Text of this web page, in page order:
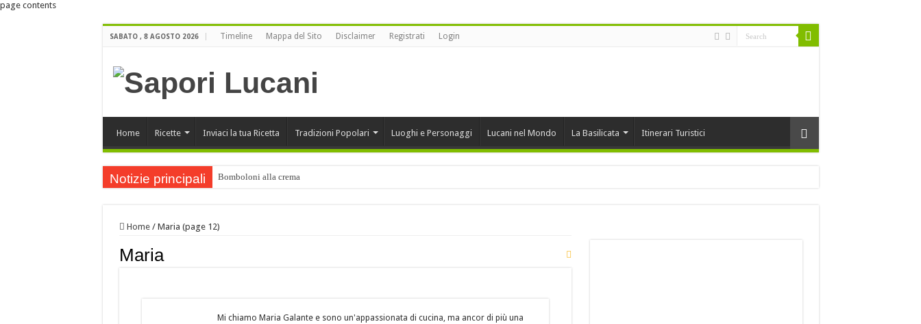
page contents
SABATO , 8 AGOSTO 2026 Timeline Mappa del Sito Disclaimer Registrati Login
Home Ricette Inviaci la tua Ricetta Tradizioni Popolari Luoghi e Personaggi Lucani nel Mondo La Basilicata Itinerari Turistici
Notizie principali Bomboloni alla crema
Home / Maria (page 12)
Maria
Mi chiamo Maria Galante e sono un'appassionata di cucina, ma ancor di più una